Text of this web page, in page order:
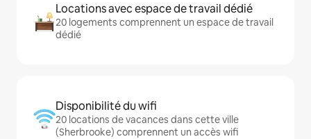
Locations avec espace de travail dédié
20 logements comprennent un espace de travail
dédié
Disponibilité du wifi
20 locations de vacances dans cette ville
(Sherbrooke) comprennent un accès wifi